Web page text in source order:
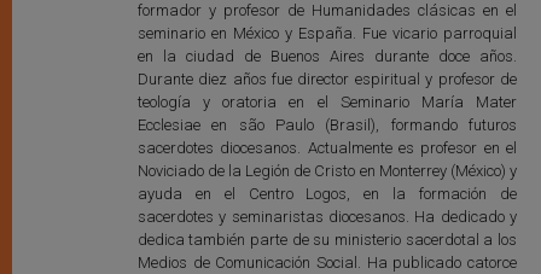
formador y profesor de Humanidades clásicas en el
seminario en México y España. Fue vicario parroquial
en la ciudad de Buenos Aires durante doce años.
Durante diez años fue director espiritual y profesor de
teología y oratoria en el Seminario María Mater
Ecclesiae en são Paulo (Brasil), formando futuros
sacerdotes diocesanos. Actualmente es profesor en el
Noviciado de la Legión de Cristo en Monterrey (México) y
ayuda en el Centro Logos, en la formación de
sacerdotes y seminaristas diocesanos. Ha dedicado y
dedica también parte de su ministerio sacerdotal a los
Medios de Comunicación Social. Ha publicado catorce